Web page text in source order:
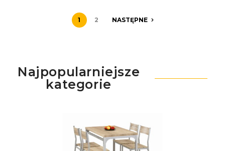
1 2 NASTĘPNE
Najpopularniejsze
kategorie